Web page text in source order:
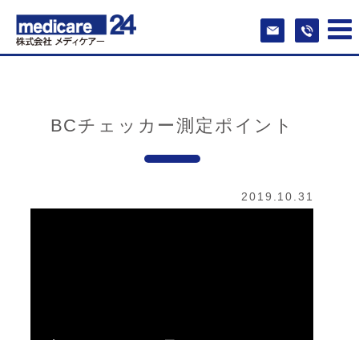
BCチェッカー測定ポイント
2019.10.31